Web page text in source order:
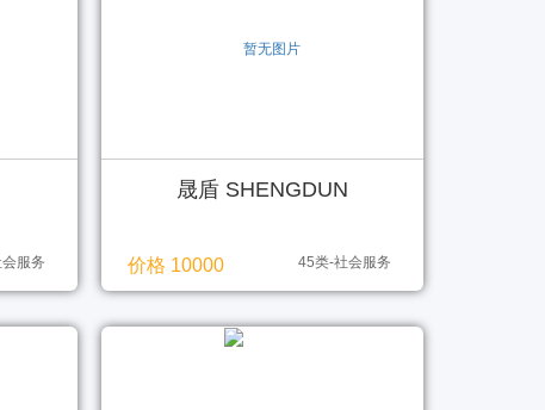
服务
晟盾 SHENGDUN
价格 10000 45类-社会服务